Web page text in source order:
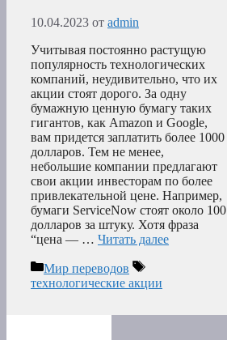
10.04.2023 от admin
Учитывая постоянно растущую
популярность технологических
компаний, неудивительно, что их
акции стоят дорого. За одну
бумажную ценную бумагу таких
гигантов, как Amazon и Google,
вам придется заплатить более 1000
долларов. Тем не менее,
небольшие компании предлагают
свои акции инвесторам по более
привлекательной цене. Например,
бумаги ServiceNow стоят около 100
долларов за штуку. Хотя фраза
“цена — … Читать далее
Рубрики
Мир переводов
Метки
технологические акции